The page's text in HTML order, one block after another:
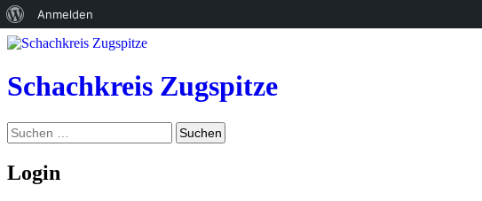
Über
WordPress
Anmelden
Zum
springen
Schachkreis Zugspitze
Suchen
Suchen
nach:
Login